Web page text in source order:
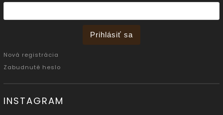
Prihlásiť sa
Nová registrácia
Zabudnuté heslo
INSTAGRAM